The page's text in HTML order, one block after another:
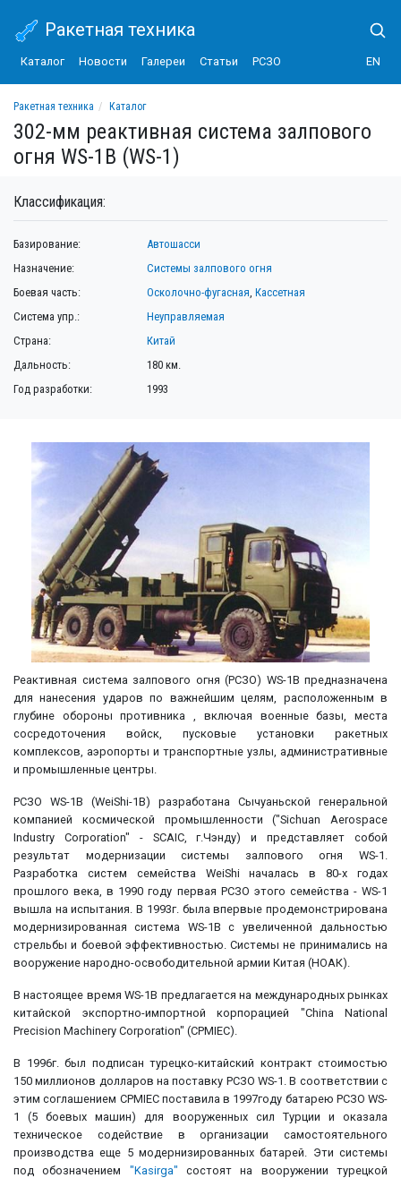
Ракетная техника
Каталог Новости Галереи Статьи РСЗО EN
Ракетная техника
Каталог
302-мм реактивная система залпового огня WS-1B (WS-1)
302-мм реактивная система залпового
огня WS-1B (WS-1)
Реактивная система залпового огня (РСЗО) WS-1B предназначена
для нанесения ударов по важнейшим целям, расположенным в
глубине обороны противника , включая военные базы, места
сосредоточения войск, пусковые установки ракетных
комплексов, аэропорты и транспортные узлы, административные
и промышленные центры.
РСЗО WS-1B (WeiShi-1B) разработана Сычуаньской генеральной
компанией космической промышленности ("Sichuan Aerospace
Industry Corporation" - SCAIC, г.Чэнду) и представляет собой
результат модернизации системы залпового огня WS-1.
Разработка систем семейства WeiShi началась в 80-х годах
прошлого века, в 1990 году первая РСЗО этого семейства - WS-1
вышла на испытания. В 1993г. была впервые продемонстрирована
модернизированная система WS-1B с увеличенной дальностью
стрельбы и боевой эффективностью. Системы не принимались на
вооружение народно-освободительной армии Китая (НОАК).
В настоящее время WS-1B предлагается на международных рынках
китайской экспортно-импортной корпорацией "China National
Precision Machinery Corporation" (CPMIEC).
В 1996г. был подписан турецко-китайский контракт стоимостью
150 миллионов долларов на поставку РСЗО WS-1. В соответствии с
этим соглашением CPMIEC поставила в 1997году батарею РСЗО WS-
1 (5 боевых машин) для вооруженных сил Турции и оказала
техническое содействие в организации самостоятельного
производства еще 5 модернизированных батарей. Эти системы
под обозначением "Kasirga" состоят на вооружении турецкой
Классификация:
Базирование:
Автошасси
Назначение:
Системы залпового огня
Боевая часть:
Осколочно-фугасная,Кассетная
Система упр.:
Неуправляемая
Страна:
Китай
Дальность:
180 км.
Год разработки:
1993